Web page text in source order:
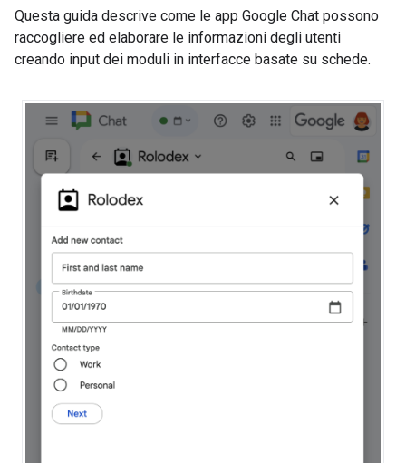
Questa guida descrive come le app Google Chat possono
raccogliere ed elaborare le informazioni degli utenti
creando input dei moduli in interfacce basate su schede.